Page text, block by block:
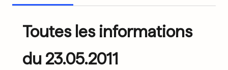
Toutes les informations
du 23.05.2011